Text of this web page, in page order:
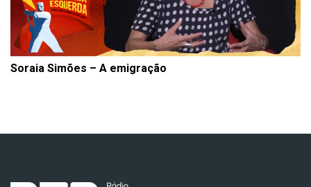
Soraia Simões – A emigração